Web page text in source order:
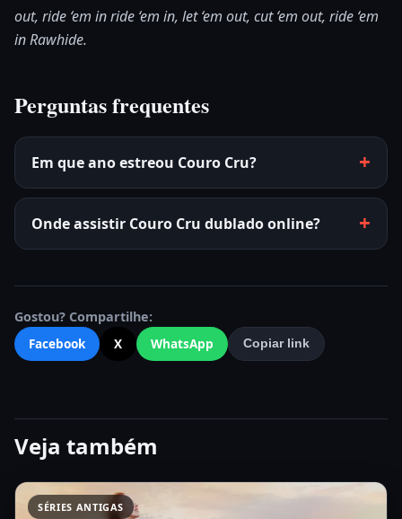
out, ride ‘em in ride ‘em in, let ‘em out, cut ‘em out, ride ‘em
in Rawhide.
Perguntas frequentes
Em que ano estreou Couro Cru?
Onde assistir Couro Cru dublado online?
Gostou? Compartilhe:
Facebook
X WhatsApp Copiar link
Veja também
SÉRIES ANTIGAS